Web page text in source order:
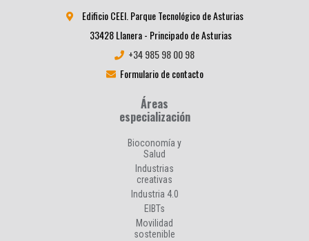
Edificio CEEI. Parque Tecnológico de Asturias
33428 Llanera - Principado de Asturias
+34 985 98 00 98
Formulario de contacto
Áreas
especialización
Bioconomía y
Salud
Industrias
creativas
Industria 4.0
EIBTs
Movilidad
sostenible